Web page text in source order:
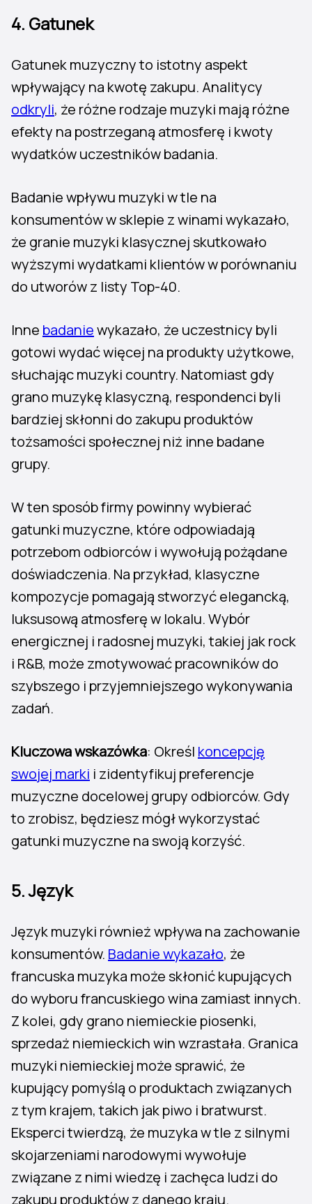
4. Gatunek
Gatunek muzyczny to istotny aspekt
wpływający na kwotę zakupu. Analitycy
odkryli, że różne rodzaje muzyki mają różne
efekty na postrzeganą atmosferę i kwoty
wydatków uczestników badania.
Badanie wpływu muzyki w tle na
konsumentów w sklepie z winami wykazało,
że granie muzyki klasycznej skutkowało
wyższymi wydatkami klientów w porównaniu
do utworów z listy Top-40.
Inne badaniewykazało, że uczestnicy byli
gotowi wydać więcej na produkty użytkowe,
słuchając muzyki country. Natomiast gdy
grano muzykę klasyczną, respondenci byli
bardziej skłonni do zakupu produktów
tożsamości społecznej niż inne badane
grupy.
W ten sposób firmy powinny wybierać
gatunki muzyczne, które odpowiadają
potrzebom odbiorców i wywołują pożądane
doświadczenia. Na przykład, klasyczne
kompozycje pomagają stworzyć elegancką,
luksusową atmosferę w lokalu. Wybór
energicznej i radosnej muzyki, takiej jak rock
i R&B, może zmotywować pracowników do
szybszego i przyjemniejszego wykonywania
zadań.
Kluczowa wskazówka: Określ koncepcję
swojej marki i zidentyfikuj preferencje
muzyczne docelowej grupy odbiorców. Gdy
to zrobisz, będziesz mógł wykorzystać
gatunki muzyczne na swoją korzyść.
5. Język
Język muzyki również wpływa na zachowanie
konsumentów. Badanie wykazało, że
francuska muzyka może skłonić kupujących
do wyboru francuskiego wina zamiast innych.
Z kolei, gdy grano niemieckie piosenki,
sprzedaż niemieckich win wzrastała. Granica
muzyki niemieckiej może sprawić, że
kupujący pomyślą o produktach związanych
z tym krajem, takich jak piwo i bratwurst.
Eksperci twierdzą, że muzyka w tle z silnymi
skojarzeniami narodowymi wywołuje
związane z nimi wiedzę i zachęca ludzi do
zakupu produktów z danego kraju.